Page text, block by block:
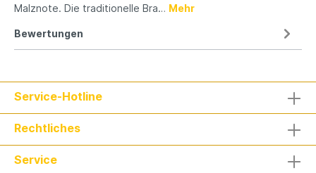
Malznote. Die traditionelle Bra… Mehr
Bewertungen
Service-Hotline
Rechtliches
Service